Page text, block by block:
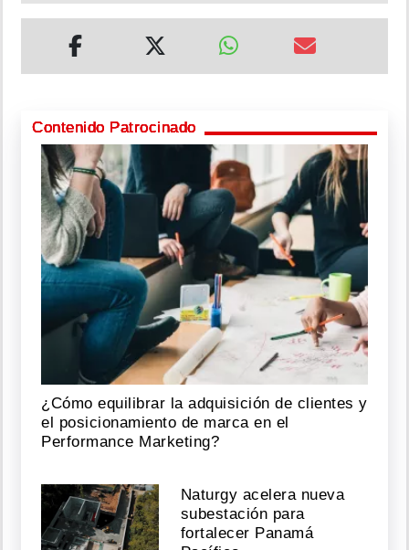
Contenido Patrocinado
¿Cómo equilibrar la adquisición de clientes y
el posicionamiento de marca en el
Performance Marketing?
Naturgy acelera nueva
subestación para
fortalecer Panamá